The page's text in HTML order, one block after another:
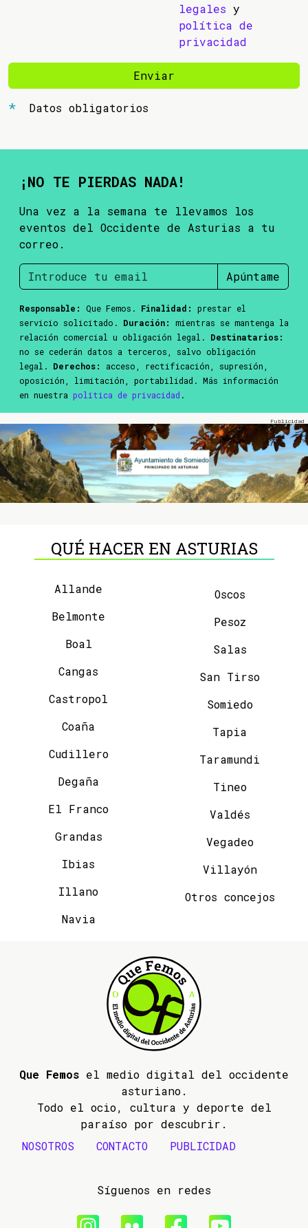
legales y
política de
privacidad
Enviar
Datos obligatorios
¡NO TE PIERDAS NADA!
Una vez a la semana te llevamos los
eventos del Occidente de Asturias a tu
correo.
Apúntame
Responsable: Que Femos. Finalidad:
prestar el
servicio solicitado. Duración:
mientras se mantenga la
relación comercial u obligación legal. Destinatarios:
no se cederán datos a terceros, salvo obligación
legal. Derechos:
acceso, rectificación, supresión,
oposición, limitación, portabilidad. Más información
en nuestra política de privacidad .
QUÉ HACER EN ASTURIAS
Allande
Belmonte
Boal
Cangas
Castropol
Coaña
Cudillero
Degaña
El Franco
Grandas
Ibias
Illano
Navia
Oscos
Pesoz
Salas
San Tirso
Somiedo
Tapia
Taramundi
Tineo
Valdés
Vegadeo
Villayón
Otros concejos
Que Femos el medio digital del occidente
asturiano.
Todo el ocio, cultura y deporte del
paraíso por descubrir.
NOSOTROS
CONTACTO PUBLICIDAD
Síguenos en redes